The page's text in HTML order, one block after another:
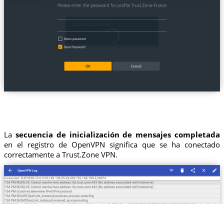
La secuencia de inicialización de mensajes completada
en el registro de OpenVPN significa que se ha conectado
correctamente a Trust.Zone VPN.